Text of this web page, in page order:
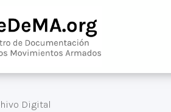
Digital